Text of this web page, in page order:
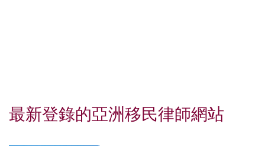
最新登錄的亞洲移民律師網站